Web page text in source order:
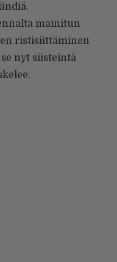
mainitun
ristisiittäminen
nyt siisteintä